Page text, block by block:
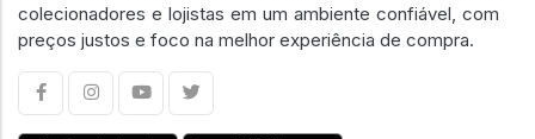
colecionadores e lojistas em um ambiente confiável, com
preços justos e foco na melhor experiência de compra.